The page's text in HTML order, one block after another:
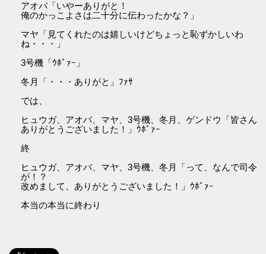
アオバ「いやーありがと！
俺のかっこよさは二十分に伝わったかな？」
マヤ「見てくれたのは嬉しいけどちょっと恥ずかしいわ
ね・・・」
3号機「ｳﾎﾞｧｰ」
冬月「・・・ありがと」ﾌｧｻ
では、
ヒュウガ、アオバ、マヤ、3号機、冬月、ゲンドウ「皆さん
ありがとうございました！」ｳﾎﾞｧｰ
終
ヒュウガ、アオバ、マヤ、3号機、冬月「って、なんで司令
が！？
改めまして、ありがとうございました！」ｳﾎﾞｧｰ
本当の本当に終わり